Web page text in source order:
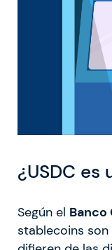
¿USDC
Según el Banco
stablecoins